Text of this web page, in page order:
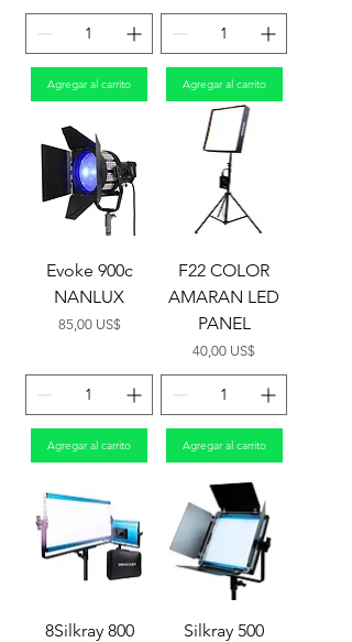
Agregar al carrito Agregar al carrito
Evoke 900c
NANLUX
Precio
85,00 US$
Agregar al carrito
F22 COLOR
AMARAN LED
PANEL
Precio
40,00 US$
Agregar al carrito
8Silkray 800
Silkray 500